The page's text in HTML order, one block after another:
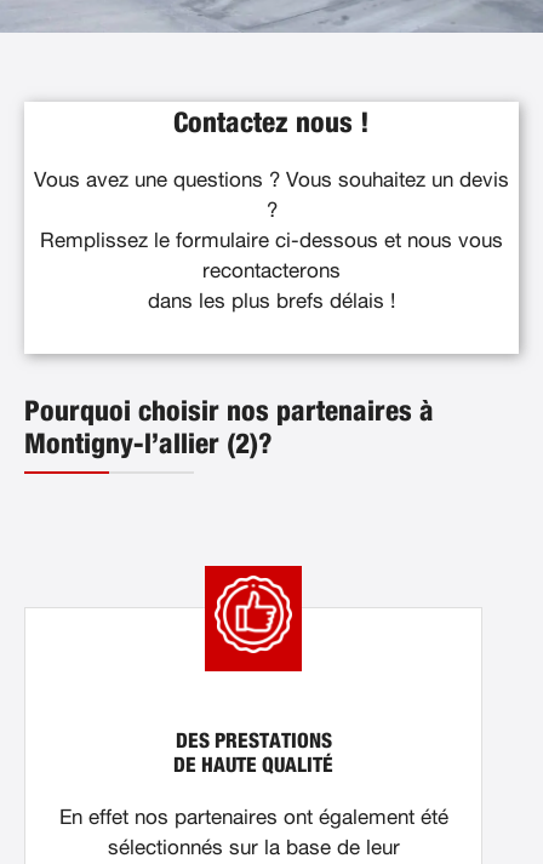
Contactez nous !
Vous avez une questions ? Vous souhaitez un devis
?
Remplissez le formulaire ci-dessous et nous vous
recontacterons
dans les plus brefs délais !
Pourquoi choisir nos partenaires à
Montigny-l’allier (2)?
DES PRESTATIONS
DE HAUTE QUALITÉ
En effet nos partenaires ont également été
sélectionnés sur la base de leur